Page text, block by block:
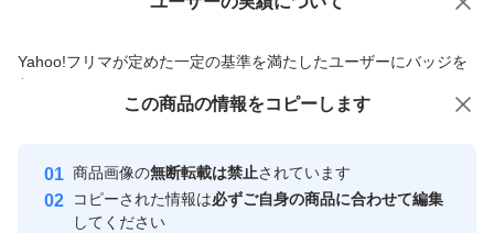
Yahoo!フリマが定めた一定の基準を満たしたユーザーにバッジを
付与しています
安心取引出品者
心・安全なユーザーです
取引実績
価格の相談 商品への質問
この商品の情報をコピーします
商品画像の無断転載は禁止されています
コピーされた情報は必ずご自身の商品に合わせて編集
してください
この商品をみている人にオススメ